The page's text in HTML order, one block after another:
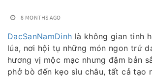
8 MONTHS AGO
DacSanNamDinh là không gian tinh
lúa, nơi hội tụ những món ngon trứ
hương vị mộc mạc nhưng đậm bản
phở bò đến kẹo sìu châu, tất cả tạo